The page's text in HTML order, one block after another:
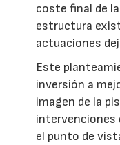
coste final de
estructura
actuaciones
Este
inversión a
imagen de la
intervenciones
el punto de